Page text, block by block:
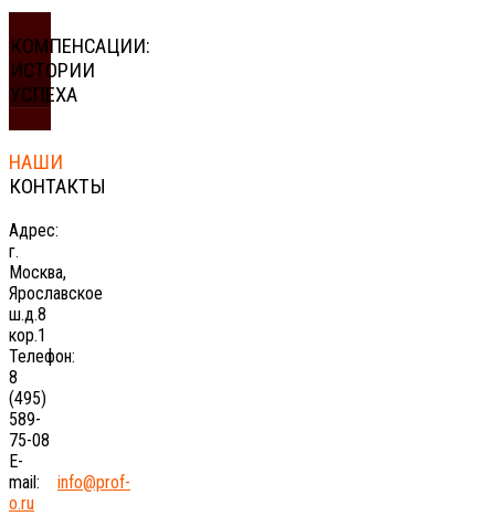
КОМПЕНСАЦИИ:
ИСТОРИИ
УСПЕХА
НАШИ
КОНТАКТЫ
Адрес:
г.
Москва,
Ярославское
ш.д.8
кор.1
Телефон:
8
(495)
589-
75-08
E-
mail: info@prof-
o.ru